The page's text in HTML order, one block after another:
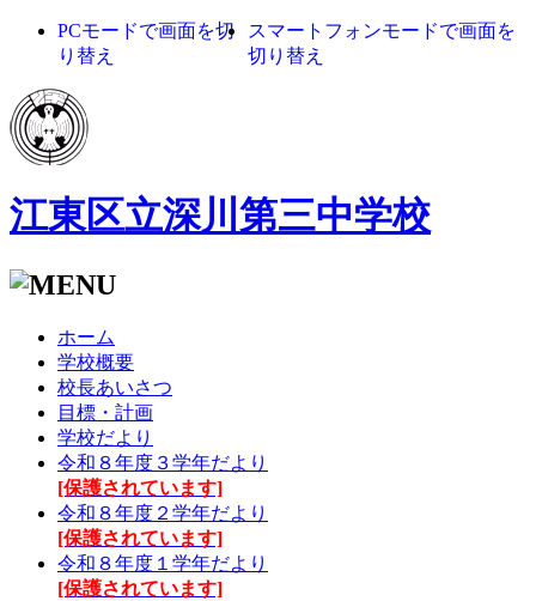
PCモードで画面を切
り替え
スマートフォンモードで画面を
切り替え
江東区立深川第三中学校
ホーム
学校概要
校長あいさつ
目標・計画
学校だより
令和８年度３学年だより
[保護されています]
令和８年度２学年だより
[保護されています]
令和８年度１学年だより
[保護されています]